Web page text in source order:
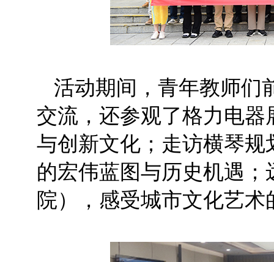
活动期间，青年教师们
交流，还参观了格力电
与创新文化；走访横琴
的宏伟蓝图与历史机遇；
院），感受城市文化艺术